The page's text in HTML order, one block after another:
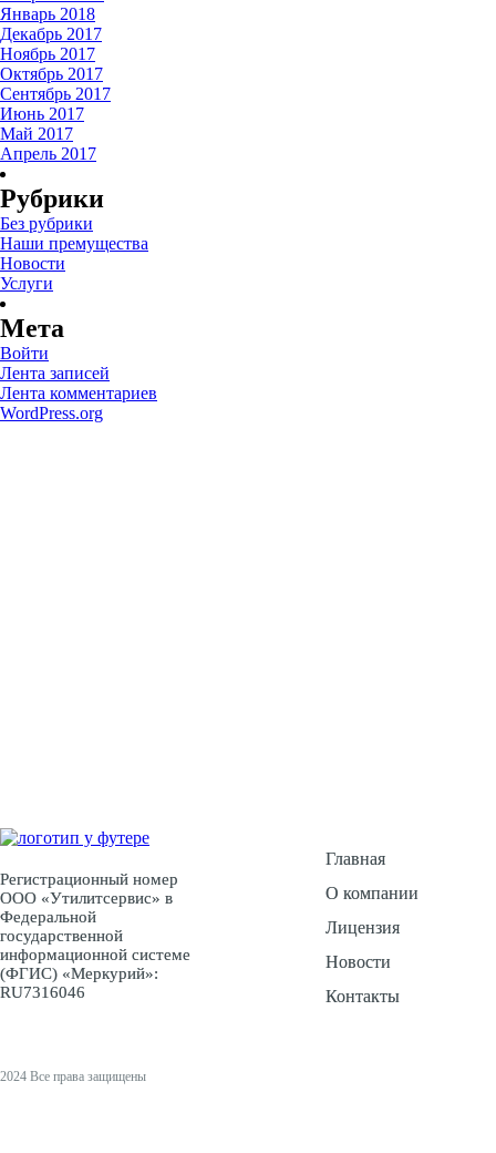
Январь 2018
Декабрь 2017
Ноябрь 2017
Октябрь 2017
Сентябрь 2017
Июнь 2017
Май 2017
Апрель 2017
Рубрики
Без рубрики
Наши премущества
Новости
Услуги
Мета
Войти
Лента записей
Лента комментариев
WordPress.org
Регистрационный номер
ООО «Утилитсервис» в
Федеральной
государственной
информационной системе
(ФГИС) «Меркурий»:
RU7316046
2024 Все права защищены
Главная
О компании
Лицензия
Новости
Контакты